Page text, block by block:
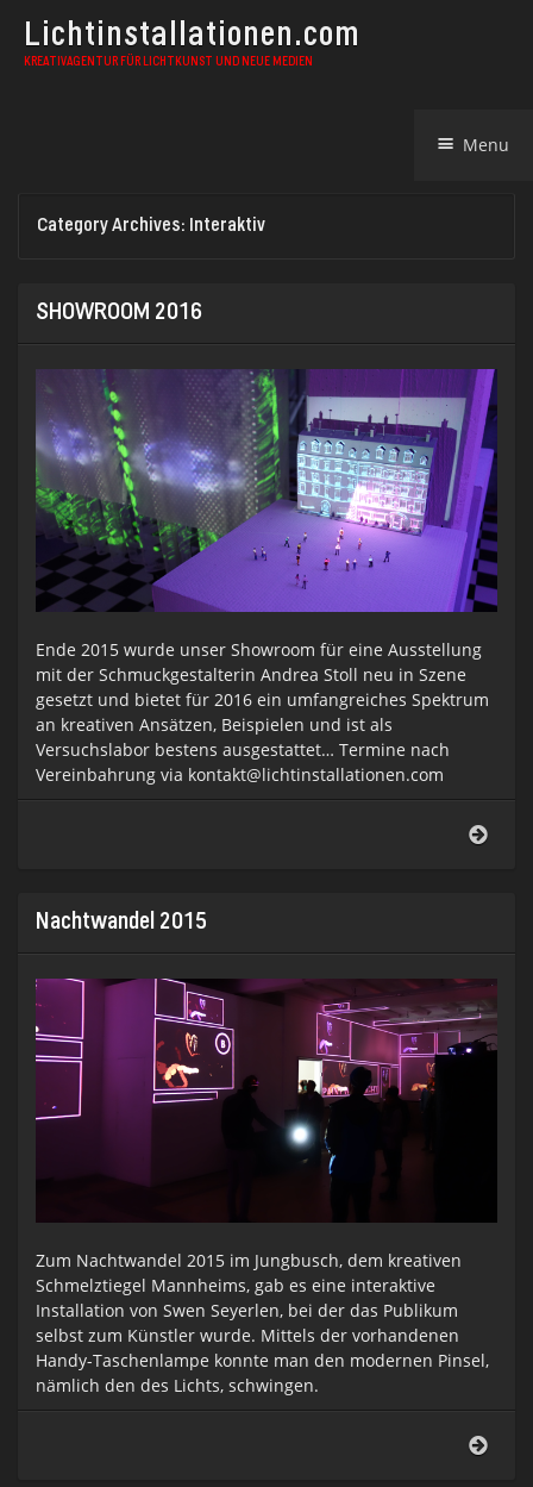
Lichtinstallationen.com
KREATIVAGENTUR FÜR LICHTKUNST UND NEUE MEDIEN
Menu
Category Archives: Interaktiv
SHOWROOM 2016
Ende 2015 wurde unser Showroom für eine Ausstellung
mit der Schmuckgestalterin Andrea Stoll neu in Szene
gesetzt und bietet für 2016 ein umfangreiches Spektrum
an kreativen Ansätzen, Beispielen und ist als
Versuchslabor bestens ausgestattet… Termine nach
Vereinbahrung via kontakt@lichtinstallationen.com
Nachtwandel 2015
Zum Nachtwandel 2015 im Jungbusch, dem kreativen
Schmelztiegel Mannheims, gab es eine interaktive
Installation von Swen Seyerlen, bei der das Publikum
selbst zum Künstler wurde. Mittels der vorhandenen
Handy-Taschenlampe konnte man den modernen Pinsel,
nämlich den des Lichts, schwingen.